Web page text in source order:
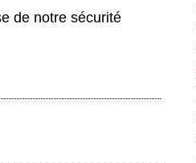
de notre sécurité